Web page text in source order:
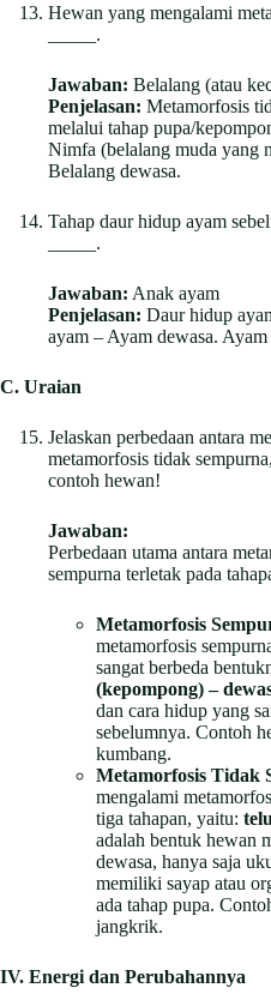
Hewan yang mengalami
_____.
Jawaban: Belalang (atau
Penjelasan: Metamorfosis
melalui tahap pupa/
Nimfa (belalang muda yang
Belalang dewasa.
Tahap daur hidup ayam
_____.
Jawaban: Anak ayam
Penjelasan: Daur hidup
ayam – Ayam dewasa.
C. Uraian
Jelaskan perbedaan antara
metamorfosis tidak
contoh hewan!
Jawaban:
Perbedaan utama antara
sempurna terletak pada
Metamorfosis
metamorfosis
sangat berbeda
(kepompong) –
dan cara hidup yang
sebelumnya. Contoh
kumbang.
Metamorfosis Tidak
mengalami
tiga tahapan, yaitu:
adalah bentuk hewan
dewasa, hanya saja
memiliki sayap atau
ada tahap pupa.
jangkrik.
IV. Energi dan Perubahannya